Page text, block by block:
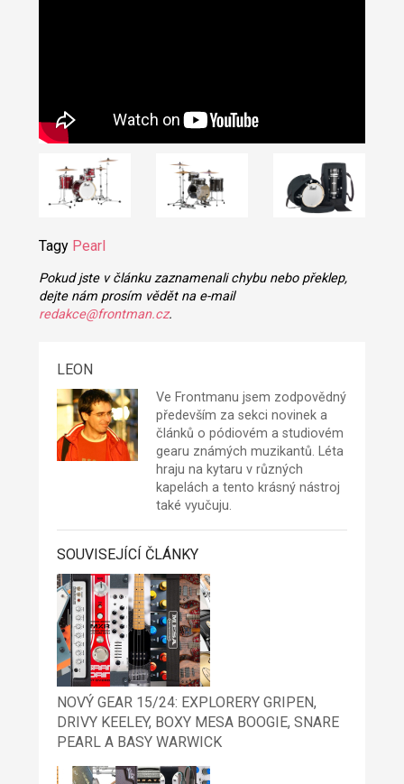
Tagy Pearl
Pokud jste v článku zaznamenali chybu nebo překlep,
dejte nám prosím vědět na e-mail
redakce@frontman.cz.
LEON
Ve Frontmanu jsem zodpovědný
především za sekci novinek a
článků o pódiovém a studiovém
gearu známých muzikantů. Léta
hraju na kytaru v různých
kapelách a tento krásný nástroj
také vyučuju.
SOUVISEJÍCÍ ČLÁNKY
NOVÝ GEAR 15/24: EXPLORERY GRIPEN,
DRIVY KEELEY, BOXY MESA BOOGIE, SNARE
PEARL A BASY WARWICK